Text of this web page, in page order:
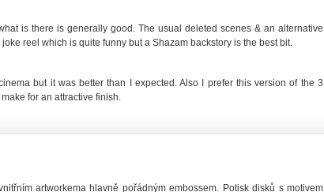
is there is generally good. The usual deleted scenes & an alternative
reel which is quite funny but a Shazam backstory is the best bit.
but it was better than I expected. Also I prefer this version of the 3
for an attractive finish.
artworkema hlavně pořádným embossem. Potisk disků s motivem